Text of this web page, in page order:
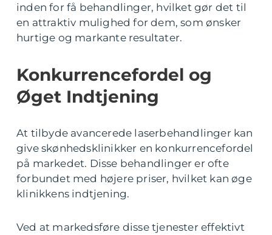
inden for få behandlinger, hvilket gør det til
en attraktiv mulighed for dem, som ønsker
hurtige og markante resultater.
Konkurrencefordel og
Øget Indtjening
At tilbyde avancerede laserbehandlinger kan
give skønhedsklinikker en konkurrencefordel
på markedet. Disse behandlinger er ofte
forbundet med højere priser, hvilket kan øge
klinikkens indtjening.
Ved at markedsføre disse tjenester effektivt